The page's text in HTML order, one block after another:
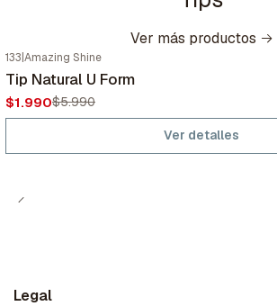
Ver más productos
-67%
OFF
Agotado
133 Amazing Shine
Tip Natural U Form
$1.990$5.990
Ver detalles
Legal